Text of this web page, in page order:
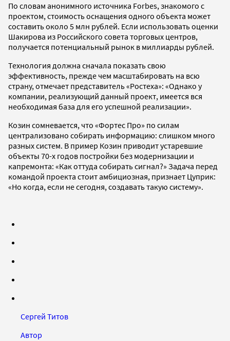
По словам анонимного источника Forbes, знакомого с
проектом, стоимость оснащения одного объекта может
составить около 5 млн рублей. Если использовать оценки
Шакирова из Российского совета торговых центров,
получается потенциальный рынок в миллиарды рублей.
Технология должна сначала показать свою
эффективность, прежде чем масштабировать на всю
страну, отмечает представитель «Ростеха»: «Однако у
компании, реализующий данный проект, имеется вся
необходимая база для его успешной реализации».
Козин сомневается, что «Фортес Про» по силам
централизовано собирать информацию: слишком много
разных систем. В пример Козин приводит устаревшие
объекты 70-х годов постройки без модернизации и
капремонта: «Как оттуда собирать сигнал?» Задача перед
командой проекта стоит амбициозная, признает Цуприк:
«Но когда, если не сегодня, создавать такую систему».
Сергей Титов
Автор